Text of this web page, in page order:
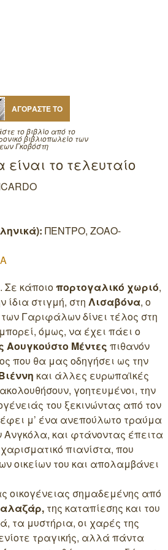
ΑΓΟΡΑΣΤΕ ΤΟ
το βιβλίο από το
βιβλιοπωλείο των
Γκοβόστη
το τελευταίο
ΠΕΝΤΡΟ, ΖΟΑΟ-
Σε κάποιοπορτογαλικό χωριό,
στιγμή, στη Λισαβόνα, ο
Γαριφάλων δίνει τέλος στη
όμως, να έχει πάει ο
Αουγκούστο Μέντες πιθανόν
που θα μας οδηγήσει ως την
και άλλες ευρωπαϊκές
γοητευμένοι, την
του ξεκινώντας από τον
μ’ ένα ανεπούλωτο τραύμα
Ανγκόλα, και φτάνοντας έπειτα
πιανίστα, που
οικείων του και απολαμβάνει
οικογένειας σημαδεμένης από
της καταπίεσης και του
τα μυστήρια, οι χαρές της
τραγικής, αλλά πάντα